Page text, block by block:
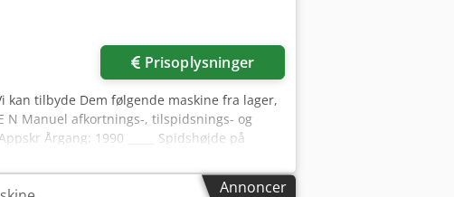
Prisoplysninger
kan tilbyde Dem følgende maskine fra lager,
N Manuel afkortnings-, tilspidsnings- og
Årgang: 1990 _____ Spidshøjde på
omdrejningstal: ca. U/min.
160 mm Emnespindeldok,
Annoncer